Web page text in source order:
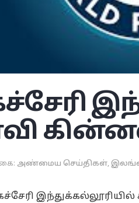
அண்மைய செய்திகள்,